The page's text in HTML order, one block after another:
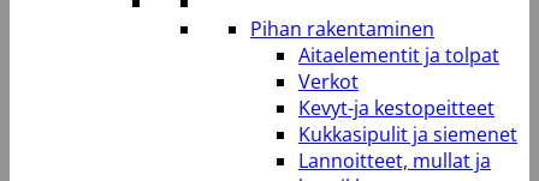
Pihan rakentaminen
Aitaelementit ja tolpat
Verkot
Kevyt-ja kestopeitteet
Kukkasipulit ja siemenet
Lannoitteet, mullat ja